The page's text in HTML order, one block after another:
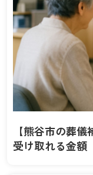
【熊谷市の葬
受け取れる金額